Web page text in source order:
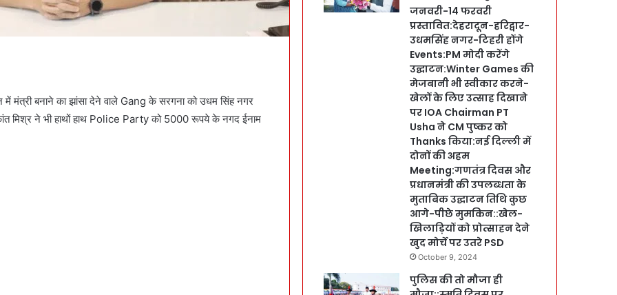
मंत्री बनाने का झांसा देने वाले Gang के सरगना को उधम सिंह नगर
मिश्र ने भी हाथों हाथ Police Party को 5000 रूपये के नगद ईनाम
जनवरी-14 फरवरी
प्रस्तावित:देहरादून-हरिद्वार-
उधमसिंह नगर-टिहरी होंगे
Events:PM मोदी करेंगे
उद्घाटन:Winter Games की
मेजबानी भी स्वीकार करने-
खेलों के लिए उत्साह दिखाने
पर IOA Chairman PT
Usha ने CM पुष्कर को
Thanks किया:नई दिल्ली में
दोनों की अहम
Meeting:गणतंत्र दिवस और
प्रधानमंत्री की उपलब्धता के
मुताबिक उद्घाटन तिथि कुछ
आगे-पीछे मुमकिन::खेल-
खिलाड़ियों को प्रोत्साहन देने
खुद मोर्चे पर उतरे PSD
October 9, 2024
पुलिस की तो मौजा ही